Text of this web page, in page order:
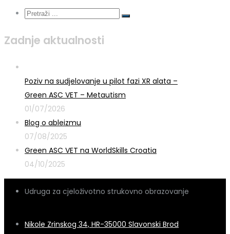
Zadnje aktualnosti
Poziv na sudjelovanje u pilot fazi XR alata –
Green ASC VET – Metautism
01/07/2026
Blog o ableizmu
07/08/2025
Green ASC VET na WorldSkills Croatia
04/10/2025
Udruga za cjeloživotno strukovno obrazovanje
Nikole Zrinskog 34, HR-35000 Slavonski Brod